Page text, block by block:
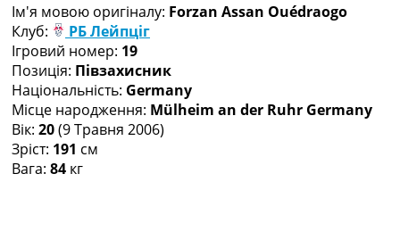
Ще Турніри >>>
Таблиці
Чемпіонат Світу. Турнирні таблиці
Таблиця УПЛ
Перша Ліга
Таблиця АПЛ
Таблиця Ла Ліги
Таблиця Ліги Чемпіонів
Всі таблиці >>>
Ім'я мовою оригіналу: Forzan Assan Ouédraogo
Клуб:
РБ Лейпціг
Ігровий номер: 19
Позиція: Півзахисник
Національність: Germany
Місце народження: Mülheim an der Ruhr Germany
Вік: 20(9 Травня 2006)
Зріст: 191 см
Вага: 84 кг